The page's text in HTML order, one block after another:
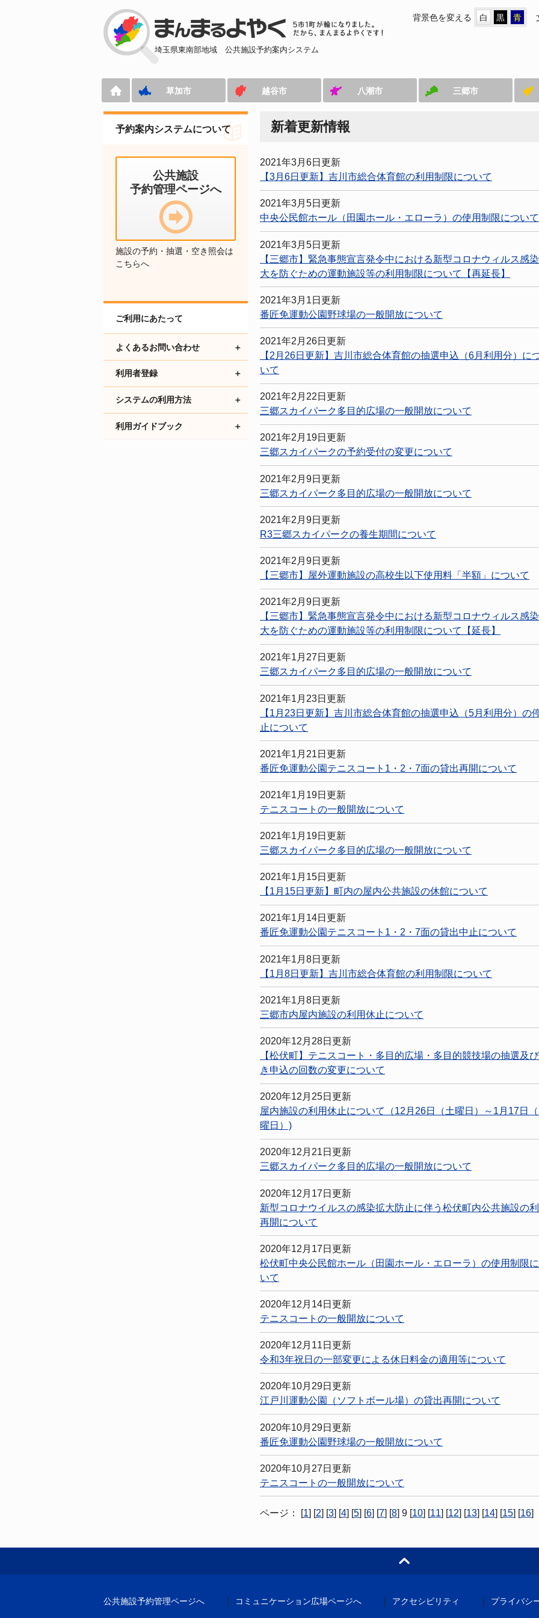
埼玉県東南部地域 公共施設予約案内システム
背景色を変える 白 黒 青
草加市 越谷市 八潮市 三郷市
予約案内システムについて
公共施設
予約管理ページへ
施設の予約・抽選・空き照会は
こちらへ
ご利用にあたって
よくあるお問い合わせ
利用者登録
システムの利用方法
利用ガイドブック
新着更新情報
2021年3月6日更新
【3月6日更新】吉川市総合体育館の利用制限について
2021年3月5日更新
中央公民館ホール（田園ホール・エローラ）の使用制限について
2021年3月5日更新
【三郷市】緊急事態宣言発令中における新型コロナウィルス感
大を防ぐための運動施設等の利用制限について【再延長】
2021年3月1日更新
番匠免運動公園野球場の一般開放について
2021年2月26日更新
【2月26日更新】吉川市総合体育館の抽選申込（6月利用分）に
いて
2021年2月22日更新
三郷スカイパーク多目的広場の一般開放について
2021年2月19日更新
三郷スカイパークの予約受付の変更について
2021年2月9日更新
三郷スカイパーク多目的広場の一般開放について
2021年2月9日更新
R3三郷スカイパークの養生期間について
2021年2月9日更新
【三郷市】屋外運動施設の高校生以下使用料「半額」について
2021年2月9日更新
【三郷市】緊急事態宣言発令中における新型コロナウィルス感
大を防ぐための運動施設等の利用制限について【延長】
2021年1月27日更新
三郷スカイパーク多目的広場の一般開放について
2021年1月23日更新
【1月23日更新】吉川市総合体育館の抽選申込（5月利用分）の
止について
2021年1月21日更新
番匠免運動公園テニスコート1・2・7面の貸出再開について
2021年1月19日更新
テニスコートの一般開放について
2021年1月19日更新
三郷スカイパーク多目的広場の一般開放について
2021年1月15日更新
【1月15日更新】町内の屋内公共施設の休館について
2021年1月14日更新
番匠免運動公園テニスコート1・2・7面の貸出中止について
2021年1月8日更新
【1月8日更新】吉川市総合体育館の利用制限について
2021年1月8日更新
三郷市内屋内施設の利用休止について
2020年12月28日更新
【松伏町】テニスコート・多目的広場・多目的競技場の抽選及
き申込の回数の変更について
2020年12月25日更新
屋内施設の利用休止について（12月26日（土曜日）～1月17日
曜日）)
2020年12月21日更新
三郷スカイパーク多目的広場の一般開放について
2020年12月17日更新
新型コロナウイルスの感染拡大防止に伴う松伏町内公共施設の
再開について
2020年12月17日更新
松伏町中央公民館ホール（田園ホール・エローラ）の使用制限
いて
2020年12月14日更新
テニスコートの一般開放について
2020年12月11日更新
令和3年祝日の一部変更による休日料金の適用等について
2020年10月29日更新
江戸川運動公園（ソフトボール場）の貸出再開について
2020年10月29日更新
番匠免運動公園野球場の一般開放について
2020年10月27日更新
テニスコートの一般開放について
ページ： [1] [2] [3] [4] [5] [6] [7] [8] 9 [10] [11] [12] [13] [14] [15] [16]
公共施設予約管理ページへ コミュニケーション広場ページへ アクセシビリティ プライバシ